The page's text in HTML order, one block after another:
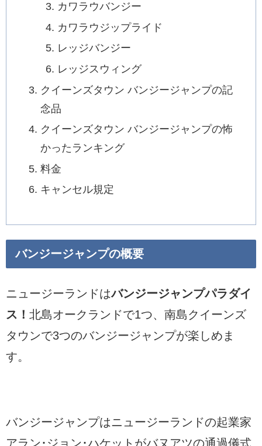
カワラウバンジー
カワラウジップライド
レッジバンジー
レッジスウィング
クイーンズタウン バンジージャンプの記
念品
クイーンズタウン バンジージャンプの怖
かったランキング
料金
キャンセル規定
バンジージャンプの概要
ニュージーランドはバンジージャンプパラダイ
ス！ 北島オークランドで1つ、南島クイーンズ
タウンで3つのバンジージャンプが楽しめま
す。
バンジージャンプはニュージーランドの起業家
アラン･ジョン･ハケットがバヌアツの通過儀式